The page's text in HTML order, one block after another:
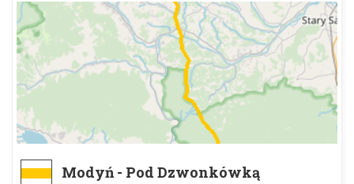
Modyń - Pod Dzwonkówką